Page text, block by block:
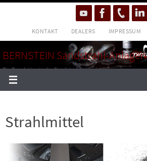
KONTAKT DEALERS IMPRESSUM
BERNSTEIN Sandstrahl-Anlagen
Die Revolution in der Sandstrahltechnik!
Strahlmittel